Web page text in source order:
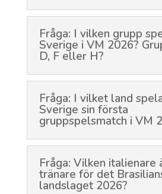
Fråga: I vilken grupp
Sverige i VM 2026?
D, F eller H?
Fråga: I vilket land
Sverige sin första
gruppspelsmatch i VM
Fråga: Vilken italienare
tränare för det
landslaget 2026?